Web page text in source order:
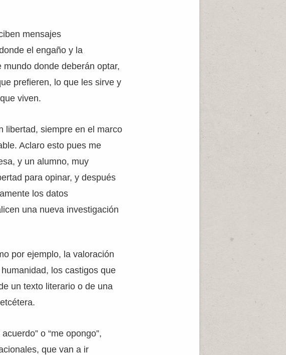
mensajes
el engaño y la
donde deberán optar,
prefieren, lo que les sirve y
viven.
libertad, siempre en el marco
Aclaro esto pues me
y un alumno, muy
para opinar, y después
los datos
una nueva investigación
por ejemplo, la valoración
los castigos que
un texto literario o de una
o “me opongo”,
que van a ir